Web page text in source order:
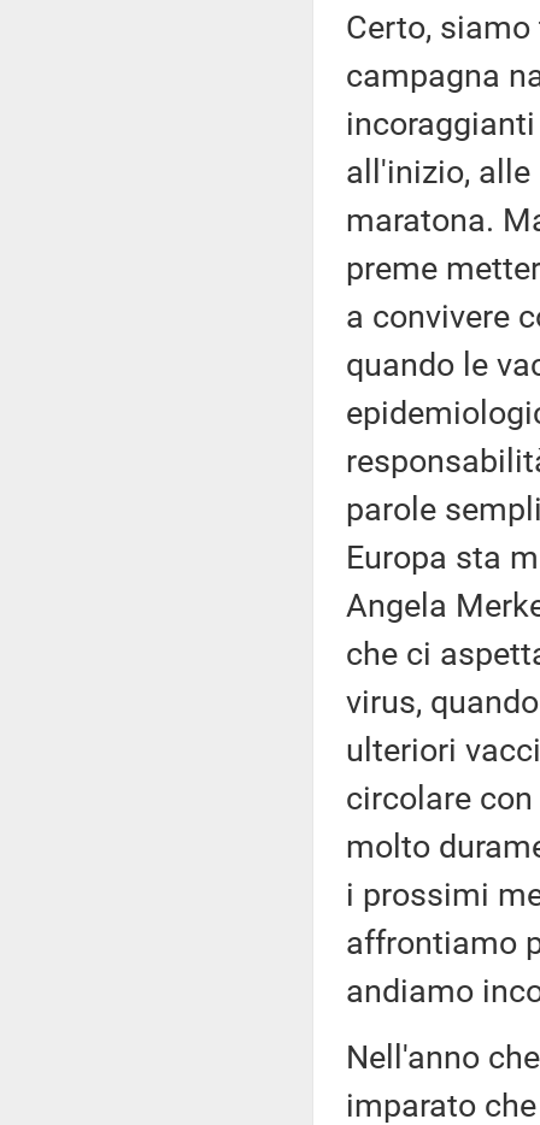
Certo,
campagna
all'inizio,
maratona.
preme
a convivere
quando le
parole
Europa sta
Angela
che ci
virus,
ulteriori
circolare
molto
i prossimi
affrontiamo
andiamo
Nell'anno
imparato